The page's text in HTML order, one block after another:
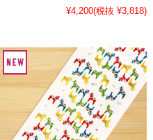
¥4,200(税抜 ¥3,818)